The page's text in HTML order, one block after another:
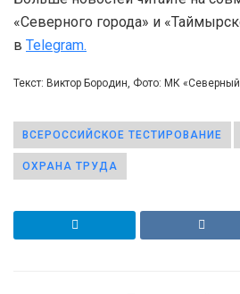
«Северного города» и
в Telegram.
Текст: Виктор Бородин, Фото: МК «Северный
ВСЕРОССИЙСКОЕ ТЕСТИРОВАНИЕ
ОХРАНА ТРУДА